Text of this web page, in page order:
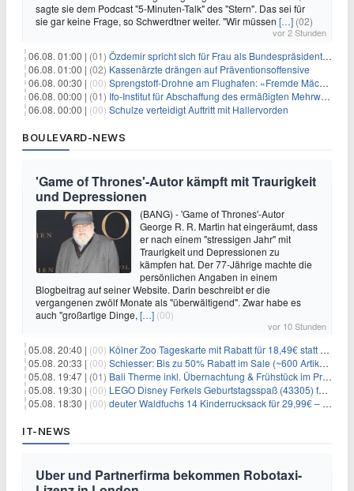
sagte sie dem Podcast "5-Minuten-Talk" des "Stern". Das sei für
sie gar keine Frage, so Schwerdtner weiter. "Wir müssen […] (02)
vor 2 Stunden
06.08. 01:00 | (01) Özdemir spricht sich für Frau als Bundespräsidentin aus
06.08. 01:00 | (02) Kassenärzte drängen auf Präventionsoffensive
06.08. 00:30 | (00) Sprengstoff-Drohne am Flughafen: «Fremde Mächte» am Werk?
06.08. 00:00 | (01) Ifo-Institut für Abschaffung des ermäßigten Mehrwertsteuersatzes
06.08. 00:00 | (00) Schulze verteidigt Auftritt mit Hallervorden
BOULEVARD-NEWS
'Game of Thrones'-Autor kämpft mit Traurigkeit
und Depressionen
(BANG) - 'Game of Thrones'-Autor
George R. R. Martin hat eingeräumt, dass
er nach einem "stressigen Jahr" mit
Traurigkeit und Depressionen zu
kämpfen hat. Der 77-Jährige machte die
persönlichen Angaben in einem
Blogbeitrag auf seiner Website. Darin beschreibt er die
vergangenen zwölf Monate als "überwältigend". Zwar habe es
auch "großartige Dinge, […] (00)
vor 10 Stunden
05.08. 20:40 | (00) Kölner Zoo Tageskarte mit Rabatt für 18,49€ statt 29,50€ – einlösbar bis Dezember
05.08. 20:33 | (00) Schiesser: Bis zu 50% Rabatt im Sale (~600 Artikel zur Auswahl)
05.08. 19:47 | (01) Bali Therme inkl. Übernachtung & Frühstück im Premium Hotel (Bad Oeynhausen) ab 89€ p.P.
05.08. 19:30 | (00) LEGO Disney Ferkels Geburtstagsspaß (43305) für 29,10€
05.08. 18:30 | (00) deuter Waldfuchs 14 Kinderrucksack für 29,99€ – Amber-maple
IT-NEWS
Uber und Partnerfirma bekommen Robotaxi-